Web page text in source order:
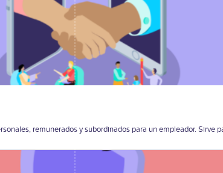
remunerados y subordinados para un empleador. Sirve